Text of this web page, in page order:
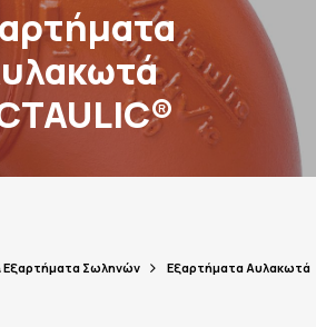
Εξαρτήματα Σωληνών Εξαρτήματα Αυλακωτά